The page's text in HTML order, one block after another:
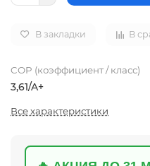
В закладки В
COP (коэффициент / класс)
3,61/A+
Все характеристики